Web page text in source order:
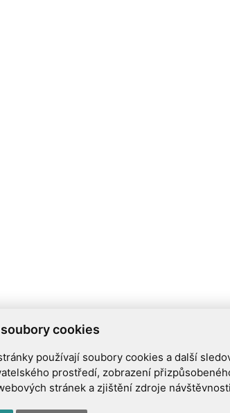
cookies
používají soubory cookies a další
prostředí, zobrazení
stránek a zjištění zdroje
01 Valašské Meziříčí